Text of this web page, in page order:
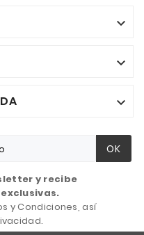



OK
y recibe
y Condiciones, así